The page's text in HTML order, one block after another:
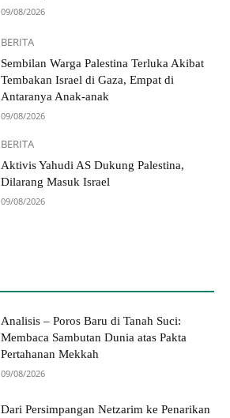
09/08/2026
BERITA
Sembilan Warga Palestina Terluka Akibat
Tembakan Israel di Gaza, Empat di
Antaranya Anak-anak
09/08/2026
BERITA
Aktivis Yahudi AS Dukung Palestina,
Dilarang Masuk Israel
09/08/2026
Analisis – Poros Baru di Tanah Suci:
Membaca Sambutan Dunia atas Pakta
Pertahanan Mekkah
09/08/2026
Dari Persimpangan Netzarim ke Penarikan